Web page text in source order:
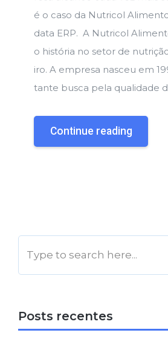
é o caso da Nutricol
data ERP. A Nutricol
o história no setor de
iro. A empresa nasceu em
tante busca pela qualidade
Continue reading
Posts recentes